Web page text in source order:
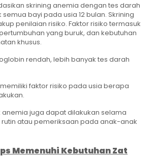
skrining anemia dengan tes darah
bayi pada usia 12 bulan. Skrining
penilaian risiko. Faktor risiko termasuk
yang buruk, dan kebutuhan
khusus.
rendah, lebih banyak tes darah
faktor risiko pada usia berapa
anemia juga dapat dilakukan selama
atau pemeriksaan pada anak-anak
Memenuhi Kebutuhan Zat